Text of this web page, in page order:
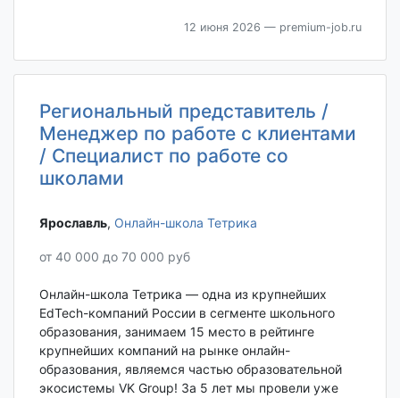
12 июня 2026 — premium-job.ru
Региональный представитель /
Менеджер по работе с клиентами
/ Специалист по работе со
школами
Ярославль‎, Онлайн-школа Тетрика
от 40 000 до 70 000 руб
Онлайн-школа Тетрика — одна из крупнейших
EdTech-компаний России в сегменте школьного
образования, занимаем 15 место в рейтинге
крупнейших компаний на рынке онлайн-
образования, являемся частью образовательной
экосистемы VK Group! За 5 лет мы провели уже